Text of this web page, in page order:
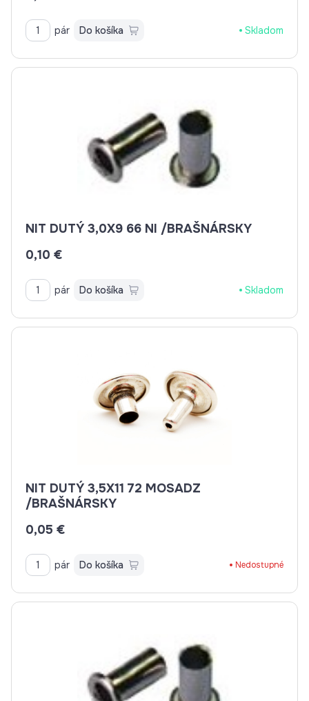
pár Do košíka Skladom
NIT DUTÝ 3,0X9 66 NI /BRAŠNÁRSKY
0,10 €
pár Do košíka Skladom
NIT DUTÝ 3,5X11 72 MOSADZ
/BRAŠNÁRSKY
0,05 €
pár Do košíka Nedostupné